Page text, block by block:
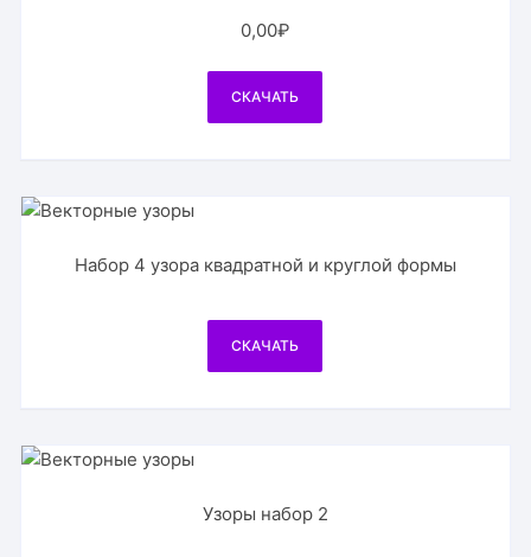
0,00₽
СКАЧАТЬ
Набор 4 узора квадратной и круглой формы
СКАЧАТЬ
Узоры набор 2